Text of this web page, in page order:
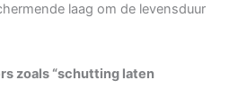
laag om de levensduur
zoals “schutting laten